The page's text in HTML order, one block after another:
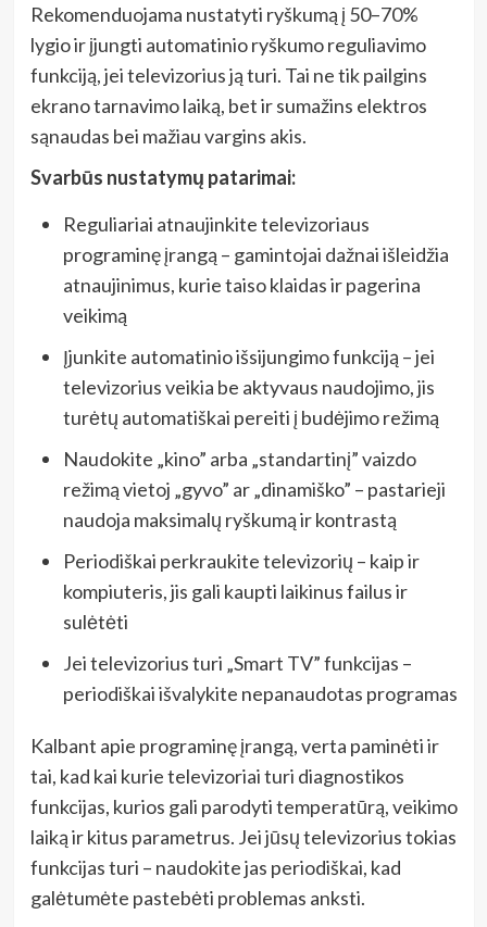
Rekomenduojama nustatyti ryškumą į 50–70%
lygio ir įjungti automatinio ryškumo reguliavimo
funkciją, jei televizorius ją turi. Tai ne tik pailgins
ekrano tarnavimo laiką, bet ir sumažins elektros
sąnaudas bei mažiau vargins akis.
Svarbūs nustatymų patarimai:
Reguliariai atnaujinkite televizoriaus
programinę įrangą – gamintojai dažnai išleidžia
atnaujinimus, kurie taiso klaidas ir pagerina
veikimą
Įjunkite automatinio išsijungimo funkciją – jei
televizorius veikia be aktyvaus naudojimo, jis
turėtų automatiškai pereiti į budėjimo režimą
Naudokite „kino” arba „standartinį” vaizdo
režimą vietoj „gyvo” ar „dinamiško” – pastarieji
naudoja maksimalų ryškumą ir kontrastą
Periodiškai perkraukite televizorių – kaip ir
kompiuteris, jis gali kaupti laikinus failus ir
sulėtėti
Jei televizorius turi „Smart TV” funkcijas –
periodiškai išvalykite nepanaudotas programas
Kalbant apie programinę įrangą, verta paminėti ir
tai, kad kai kurie televizoriai turi diagnostikos
funkcijas, kurios gali parodyti temperatūrą, veikimo
laiką ir kitus parametrus. Jei jūsų televizorius tokias
funkcijas turi – naudokite jas periodiškai, kad
galėtumėte pastebėti problemas anksti.